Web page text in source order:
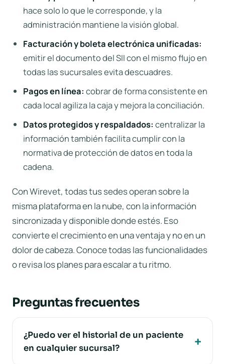
hace solo lo que le corresponde, y la
administración mantiene la visión global.
Facturación y boleta electrónica unificadas:
emitir el documento delSIIcon el mismo flujo en
todas las sucursales evita descuadres.
Pagos en línea: cobrar de forma consistente en
cada local agiliza la caja y mejora la conciliación.
Datos protegidos y respaldados: centralizar la
información también facilita cumplir con la
normativa de protección de datos en toda la
cadena.
Con Wirevet, todas tus sedes operan sobre la
misma plataforma en la nube, con la información
sincronizada y disponible donde estés. Eso
convierte el crecimiento en una ventaja y no en un
dolor de cabeza. Conoce todas lasfuncionalidades
o revisa losplanespara escalar a tu ritmo.
Preguntas frecuentes
¿Puedo ver el historial de un paciente
en cualquier sucursal?